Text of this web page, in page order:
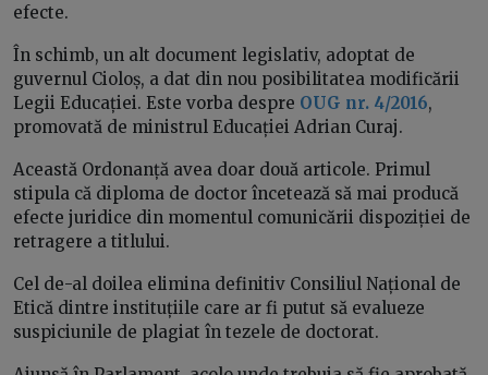
efecte.
În schimb, un alt document legislativ, adoptat de
guvernul Cioloș, a dat din nou posibilitatea modificării
Legii Educației. Este vorba despre OUG nr. 4/2016,
promovată de ministrul Educației Adrian Curaj.
Această Ordonanță avea doar două articole. Primul
stipula că diploma de doctor încetează să mai producă
efecte juridice din momentul comunicării dispoziției de
retragere a titlului.
Cel de-al doilea elimina definitiv Consiliul Național de
Etică dintre instituțiile care ar fi putut să evalueze
suspiciunile de plagiat în tezele de doctorat.